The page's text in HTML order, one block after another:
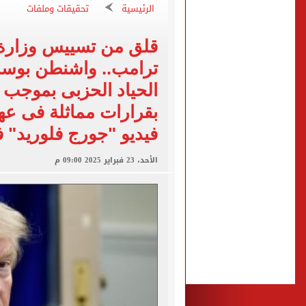
اليورو يغلق تعاملات
ملك البحرين يؤكد تضامن
الرئيس السيسى وملك
الرئيس السيسى وملك
الرئيسية تحقيقات وملفات
قلق من تسييس وزارة
ترامب.. واشنطن
الحياد الحزبى
بقرارات مماثلة فى
فيديو "جورج
الأحد، 23 فبراير 2025 09:00 م